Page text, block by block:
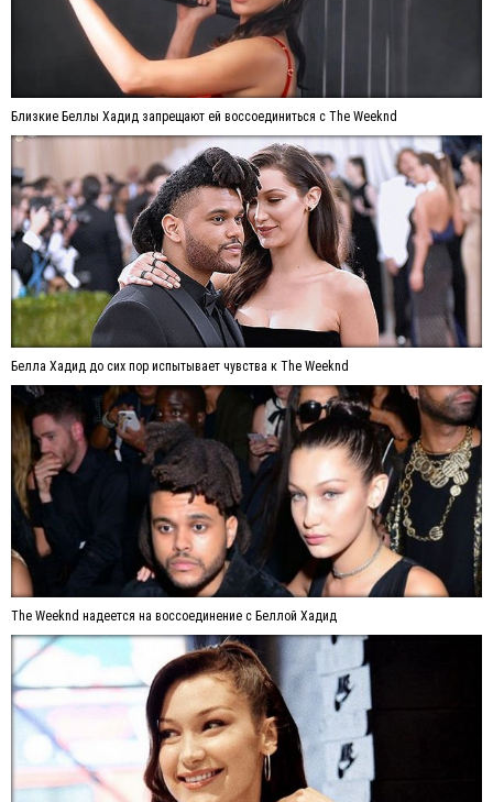
Близкие Беллы Хадид запрещают ей воссоединиться с The Weeknd
Белла Хадид до сих пор испытывает чувства к The Weeknd
The Weeknd надеется на воссоединение с Беллой Хадид